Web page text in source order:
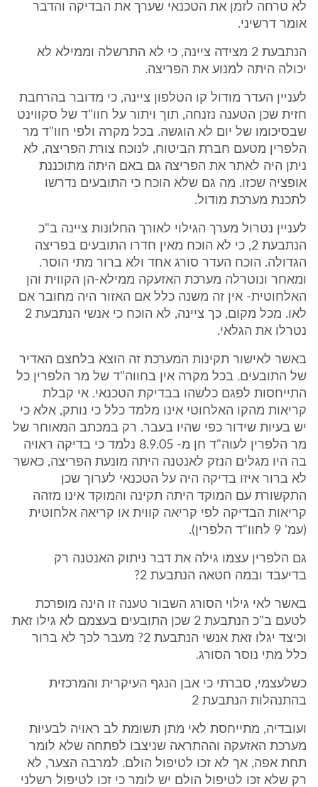
לא טרחה לזמן את הטכנאי שערך את הבדיקה והדבר
אומר דרשיני.
הנתבעת 2 מצידה ציינה, כי לא התרשלה וממילא לא
יכולה היתה למנוע את הפריצה.
לעניין העדר מודול קו הטלפון ציינה, כי מדובר בהרחבת
חזית שכן הטענה נזנחה, תוך ויתור על חוו"ד של סקווינט
שבסיכומו של יום לא הוגשה. בכל מקרה ולפי חוו"ד מר
הלפרין מטעם חברת הביטוח, לנוכח צורת הפריצה, לא
ניתן היה לאתר את הפריצה גם באם היתה מתוכננת
אופציה שכזו. מה גם שלא הוכח כי התובעים נדרשו
לתכנת מערכת מודול.
לעניין נטרול מערך הגילוי לאורך החלונות ציינה ב"כ
הנתבעת 2, כי לא הוכח מאין חדרו התובעים בפריצה
הגדולה. הוכח העדר סורג אחד ולא ברור מתי הוסר.
ומאחר ונוטרלה מערכת האזעקה ממילא-הן הקווית והן
האלחוטית- אין זה משנה כלל אם האזור היה מחובר אם
לאו. מכל מקום, כך ציינה, לא הוכח כי אנשי הנתבעת 2
נטרלו את הגלאי.
באשר לאישור תקינות המערכת זה הוצא בלחצם האדיר
של התובעים. בכל מקרה אין בחווה"ד של מר הלפרין כל
התייחסות לפגם כלשהו בבדיקת הטכנאי. אי קבלת
קריאות מהקו האלחוטי אינו מלמד כלל כי נותק, אלא כי
יש בעיות שידור כפי שהיו בעבר. רק במכתב המאוחר של
מר הלפרין לעוה"ד חן מ- 8.9.05 נלמד כי בדיקה ראויה
בה היו מגלים הנזק לאנטנה היתה מונעת הפריצה, כאשר
לא ברור איזו בדיקה היה על הטכנאי לערוך שכן
התקשורת עם המוקד היתה תקינה והמוקד אינו מזהה
קריאות הבדיקה לפי קריאה קווית או קריאה אלחוטית
(עמ' 9 לחוו"ד הלפרין).
גם הלפרין עצמו גילה את דבר ניתוק האנטנה רק
בדיעבד ובמה חטאה הנתבעת 2?
באשר לאי גילוי הסורג השבור טענה זו הינה מופרכת
לטעם ב"כ הנתבעת 2 שכן התובעים בעצמם לא גילו זאת
וכיצד יגלו זאת אנשי הנתבעת 2? מעבר לכך לא ברור
כלל מתי נוסר הסורג.
כשלעצמי, סברתי כי אבן הנגף העיקרית והמרכזית
בהתנהלות הנתבעת 2
ועובדיה, מתייחסת לאי מתן תשומת לב ראויה לבעיות
מערכת האזעקה וההתראה שניצבו לפתחה שלא לומר
תחת אפה, אך לא זכו לטיפול הולם. למרבה הצער, לא
רק שלא זכו לטיפול הולם יש לומר כי זכו לטיפול רשלני